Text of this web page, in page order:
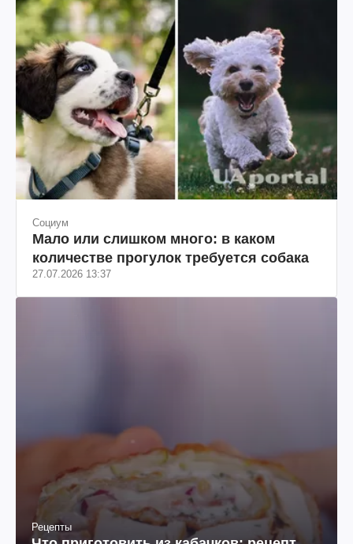
Социум
Мало или слишком много: в каком
количестве прогулок требуется собака
27.07.2026 13:37
Рецепты